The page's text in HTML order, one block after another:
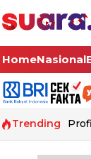
HomeNasional
Trending